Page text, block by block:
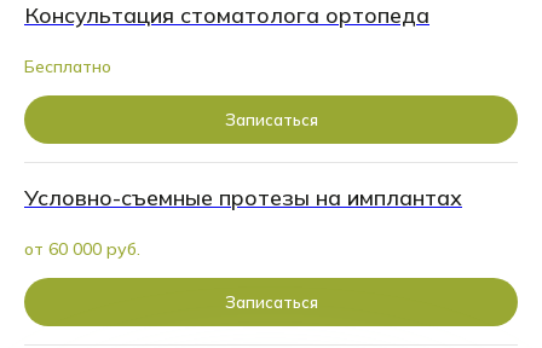
Консультация стоматолога ортопеда
Бесплатно
Записаться
Условно-съемные протезы на имплантах
от 60 000 руб.
Записаться